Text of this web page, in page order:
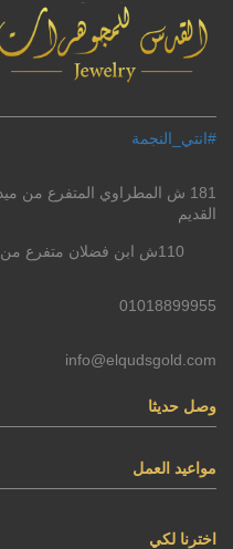
#انتي_النجمة
181 ش المطراوي المتفرع من
القديم
110ش ابن فضلان متفرع من شارع الطيران مدينة نصر
01018899955
info@elqudsgold.com
وصل حديثا
مواعيد العمل
اخترنا لكي